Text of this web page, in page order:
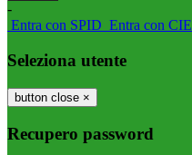
-
Entra con SPID Entra con CIE
Seleziona utente
button close ×
Recupero password